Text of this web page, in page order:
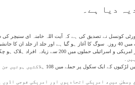
دیا ہے۔
کونسل نے تصدیق کی ہے کہ آیت اللہ خامنہ ای سنیچر کی
کیا جائے گا۔
جنوبی ایران کے شہر میناب
وسطیٰ میں، امریکی اتحادیوں اور امریکی فوجی